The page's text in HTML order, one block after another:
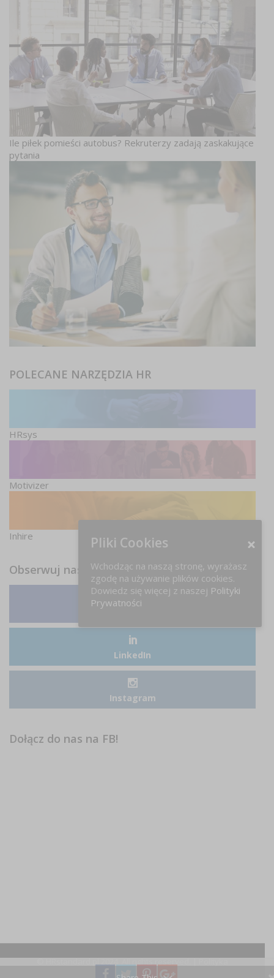
Ile piłek pomieści autobus? Rekruterzy zadają zaskakujące
pytania
POLECANE NARZĘDZIA HR
HRsys
Motivizer
Inhire
Obserwuj nas
LinkedIn
Instagram
Dołącz do nas na FB!
© HRstandard.pl 2024, All rights reserved. |Polityka
prywatności
Pliki Cookies
Wchodząc na naszą stronę, wyrażasz
zgodę na używanie plików cookies.
Dowiedz się więcej z naszej Polityki
Prywatności